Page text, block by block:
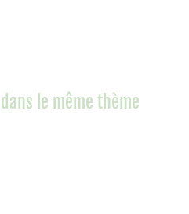
le même thème